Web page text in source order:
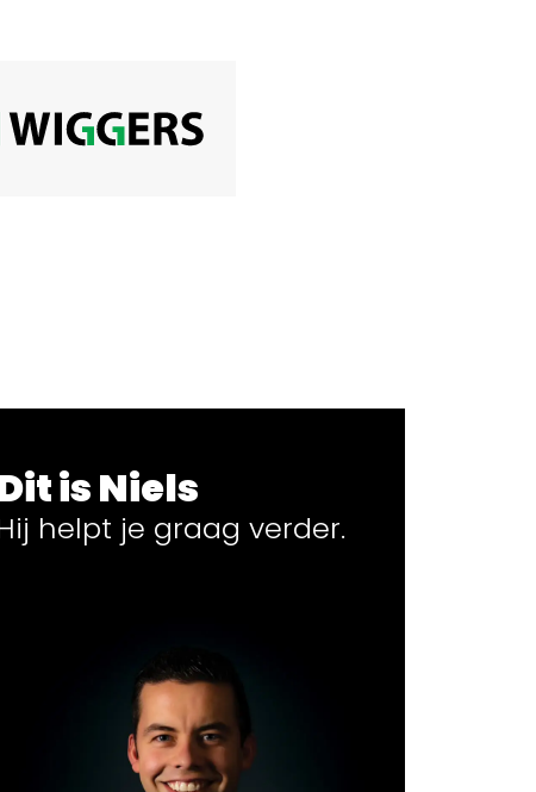
is Niels
helpt je graag verder.